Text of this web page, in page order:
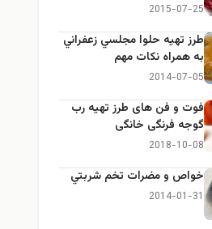
2015-07-25
طرز تهيه حلوا مجلسي زعفراني
به همراه نكات مهم
2014-07-05
فوت و فن های طرز تهیه رب
گوجه فرنگی خانگی
2018-10-08
خواص و مضرات تخم شربتي
2014-01-31